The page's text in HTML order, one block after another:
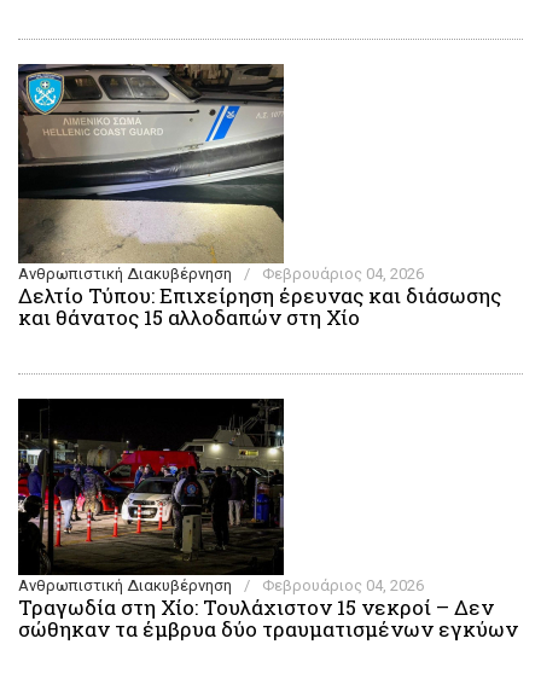
Ανθρωπιστική Διακυβέρνηση / Φεβρουάριος 04, 2026
Δελτίο Τύπου: Επιχείρηση έρευνας και διάσωσης
και θάνατος 15 αλλοδαπών στη Χίο
Ανθρωπιστική Διακυβέρνηση / Φεβρουάριος 04, 2026
Τραγωδία στη Χίο: Τουλάχιστον 15 νεκροί – Δεν
σώθηκαν τα έμβρυα δύο τραυματισμένων εγκύων